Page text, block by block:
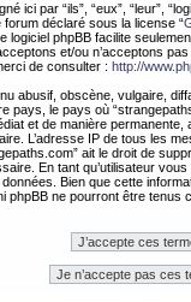
ici par “ils”, “eux”, “leur”,
forum déclaré sous la license “
logiciel phpBB facilite
et/ou n’acceptons
de consulter : http://
abusif, obscène, vulgaire,
pays, le pays où
et de manière
L’adresse IP de tous les
ait le droit de
En tant qu’utilisateur
Bien que cette
phpBB ne pourront être